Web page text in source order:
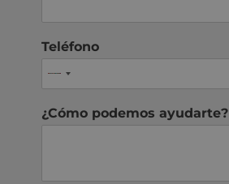
Teléfono
¿Cómo podemos ayudarte?